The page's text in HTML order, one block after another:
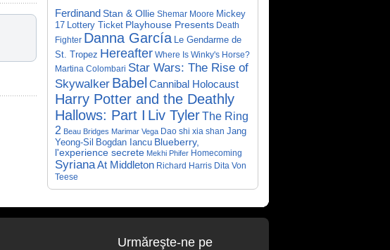
Ferdinand Stan & Ollie Shemar Moore Mickey
17 Lottery Ticket Playhouse Presents Death
Fighter Danna García Le Gendarme de
St. Tropez Hereafter Where Is Winky's Horse?
Martina Colombari Star Wars: The Rise of
Skywalker Babel Cannibal Holocaust
Harry Potter and the Deathly
Hallows: Part I Liv TylerThe Ring
2 Beau Bridges Marimar Vega Dao shi xia shan Jang
Yeong-Sil
Bogdan Iancu Blueberry,
l'experience secrete Mekhi Phifer Homecoming
SyrianaAt Middleton Richard Harris Dita Von
Teese
Urmăreşte-ne pe